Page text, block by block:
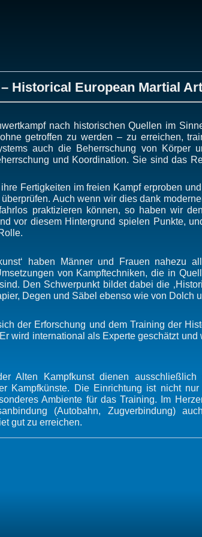
Historical European Martial
nach historischen Quellen im
getroffen zu werden – zu erreichen,
auch die Beherrschung von Körper
und Koordination. Sie sind das
Fertigkeiten im freien Kampf erproben
Auch wenn wir dies dank
praktizieren können, so haben wir
vor diesem Hintergrund spielen Punkte,
haben Männer und Frauen nahezu
von Kampftechniken, die in
Den Schwerpunkt bildet dabei die
Degen und Säbel ebenso wie von Dolch
der Erforschung und dem Training der
wird international als Experte geschätzt
Alten Kampfkunst dienen
Kampfkünste. Die Einrichtung ist nicht
Ambiente für das Training. Im
(Autobahn, Zugverbindung)
gut zu erreichen.